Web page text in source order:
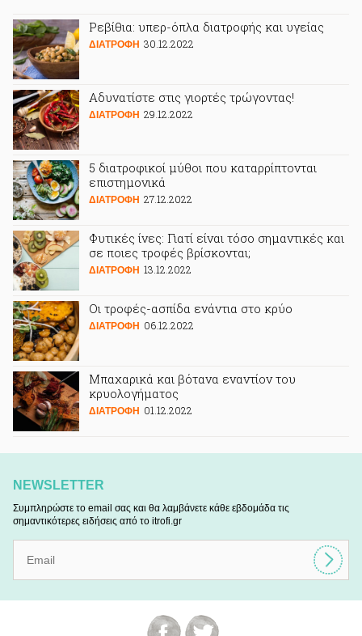
Ρεβίθια: υπερ-όπλα διατροφής και υγείας
ΔΙΑΤΡΟΦΗ 30.12.2022
Αδυνατίστε στις γιορτές τρώγοντας!
ΔΙΑΤΡΟΦΗ 29.12.2022
5 διατροφικοί μύθοι που καταρρίπτονται
επιστημονικά
ΔΙΑΤΡΟΦΗ 27.12.2022
Φυτικές ίνες: Γιατί είναι τόσο σημαντικές και
σε ποιες τροφές βρίσκονται;
ΔΙΑΤΡΟΦΗ 13.12.2022
Οι τροφές-ασπίδα ενάντια στο κρύο
ΔΙΑΤΡΟΦΗ 06.12.2022
Μπαχαρικά και βότανα εναντίον του
κρυολογήματος
ΔΙΑΤΡΟΦΗ 01.12.2022
NEWSLETTER
Συμπληρώστε το email σας και θα λαμβάνετε κάθε εβδομάδα τις
σημαντικότερες ειδήσεις από το itrofi.gr